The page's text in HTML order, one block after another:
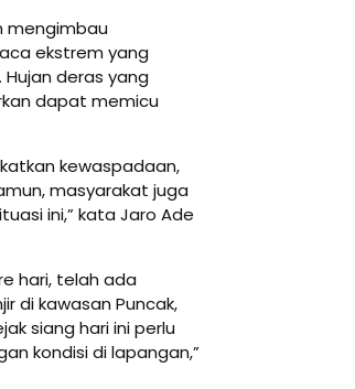
mengimbau
ekstrem yang
deras yang
dapat memicu
kewaspadaan,
masyarakat juga
ini,” kata Jaro Ade
hari, telah ada
di kawasan Puncak,
siang hari ini perlu
kondisi di lapangan,”